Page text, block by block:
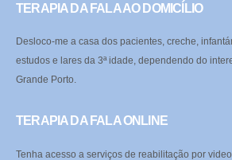
TERAPIA DA FALA AO DOMICÍLIO
Desloco-me a casa dos pacientes, creche,
estudos e lares da 3ª idade, dependendo do
Grande Porto.
TERAPIA DA FALA ONLINE
Tenha acesso a serviços de reabilitação por